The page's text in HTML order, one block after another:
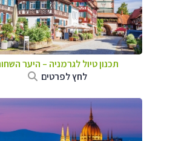
תכנון טיול לגרמניה – היער
לחץ לפרטים